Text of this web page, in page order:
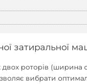
затиральної
двох роторів
вибрати